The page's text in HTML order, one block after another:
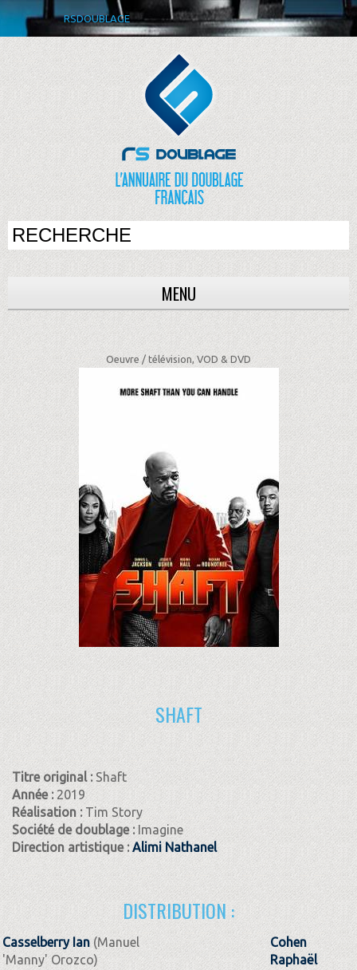
RSDOUBLAGE
MENU
Oeuvre / télévision, VOD & DVD
SHAFT
Titre original : Shaft
Année : 2019
Réalisation :Tim Story
Société de doublage :Imagine
Direction artistique : Alimi Nathanel
DISTRIBUTION :
Casselberry Ian(Manuel
'Manny' Orozco)
Cohen
Raphaël